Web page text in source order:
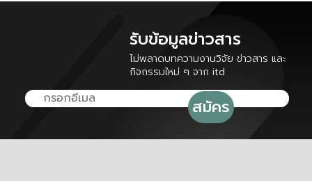
รับข้อมูลข่าวสาร
ไม่พลาดบทความงานวิจัย ข่าวสาร และ
กิจกรรมใหม่ ๆ จาก itd